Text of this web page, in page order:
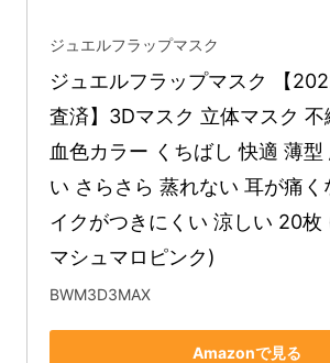
ジュエルフラップマスク
ジュエルフラップマスク 【
査済】3Dマスク 立体マスク 不
血色カラー くちばし 快適 薄型
い さらさら 蒸れない 耳が痛く
イクがつきにくい 涼しい 20枚
マシュマロピンク)
BWM3D3MAX
Amazonで見る